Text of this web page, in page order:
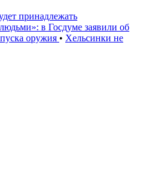
принадлежать
в Госдуме заявили об
оружия • Хельсинки не